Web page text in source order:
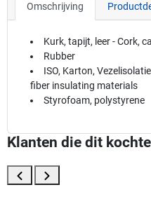
Omschrijving
Kurk, tapijt, leer - Cork,
Rubber
ISO, Karton,
fiber insulating materials
Styrofoam, polystyrene
Klanten die dit